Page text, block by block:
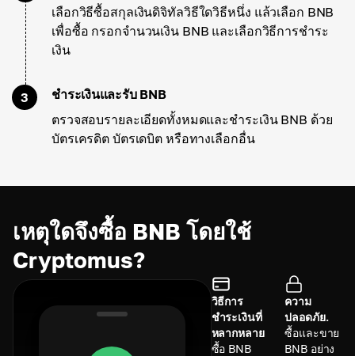
เลือกวิธีซื้อสกุลเงินดิจิทัลวิธีใดวิธีหนึ่ง แล้วเลือก BNB
เพื่อซื้อ กรอกจำนวนเงิน BNB และเลือกวิธีการชำระ
เงิน
3
ชำระเงินและรับ BNB
ตรวจสอบรายละเอียดทั้งหมดและชำระเงิน BNB ด้วย
บัตรเครดิต บัตรเดบิต หรือทางเลือกอื่น
เหตุใดจึงซื้อ BNB โดยใช้
Cryptomus?
วิธีการ
ชำระเงินที่
หลากหลาย
ซื้อ BNB
ความ
ปลอดภัย.
ซื้อและขาย
BNB อย่าง